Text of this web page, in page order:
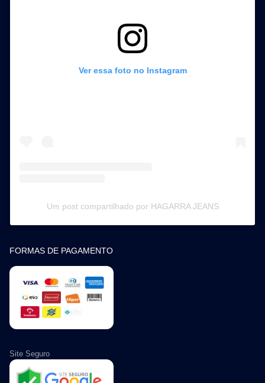
Ver essa foto no Instagram
Um post compartilhado por HAGARRA JEANS
FORMAS DE PAGAMENTO
Site Seguro